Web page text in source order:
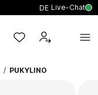
DE Live-Chat
/ PUKYLINO